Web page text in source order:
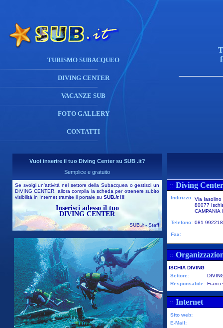
TURISMO SUBACQUEO
DIVING CENTER
VACANZE SUB
FOTO GALLERY
CONTATTI
Vuoi inserire il tuo Diving Center su SUB .it?
Semplice e gratuito
Se svolgi un'attività nel settore della Subacquea o gestisci un
DIVING CENTER, allora compila la scheda per ottenere subito
visibilità in Internet tramite il portale su SUB .it!!!
Inserisci adesso il tuo
DIVING CENTER
SUB.it- Staff
:: Diving
Indirizzo: Via Iasolino
80077
CAMPANIA
Telefono: 081 992218
Fax:
::
ISCHIA DIVING
Settore:
Responsabile:
:: Internet
Sito web:
E-Mail: